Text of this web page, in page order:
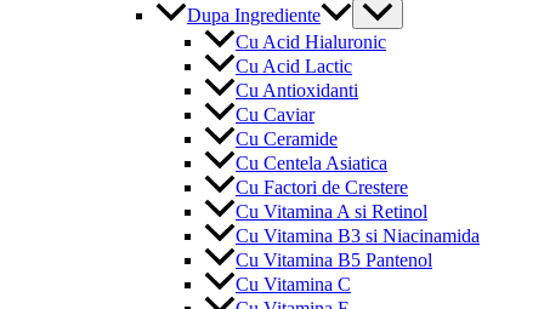
Dupa Ingrediente
Menu
Toggle
Cu Acid Hialuronic
Cu Acid Lactic
Cu Antioxidanti
Cu Caviar
Cu Ceramide
Cu Centela Asiatica
Cu Factori de Crestere
Cu Vitamina A si Retinol
Cu Vitamina B3 si Niacinamida
Cu Vitamina B5 Pantenol
Cu Vitamina C